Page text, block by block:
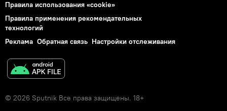
Правила использования «cookie»
Правила применения рекомендательных
технологий
Реклама Обратная связь Настройки отслеживания
© 2026 Sputnik Все права защищены. 18+